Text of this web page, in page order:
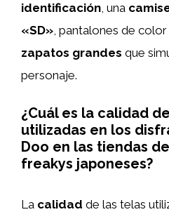
identificación, una
«SD», pantalones de color
zapatos grandes que
personaje.
¿Cuál es la calidad
utilizadas en los
Doo en las tiendas
freakys japoneses?
La calidad de las telas